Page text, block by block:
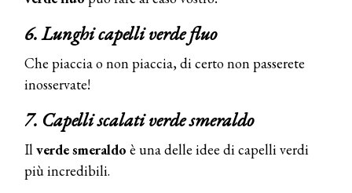
6. Lunghi capelli verde fluo
Che piaccia o non piaccia, di certo non passerete
inosservate!
7. Capelli scalati verde smeraldo
Ilverde smeraldo è una delle idee di capelli verdi
più incredibili.